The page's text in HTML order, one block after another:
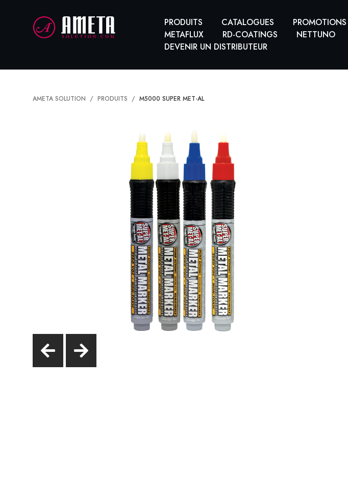
PRODUITS CATALOGUES PROMOTIONS
METAFLUX
RD-COATINGS
NETTUNO
DEVENIR UN DISTRIBUTEUR
AMETA SOLUTION PRODUITS M5000 SUPER MET-AL